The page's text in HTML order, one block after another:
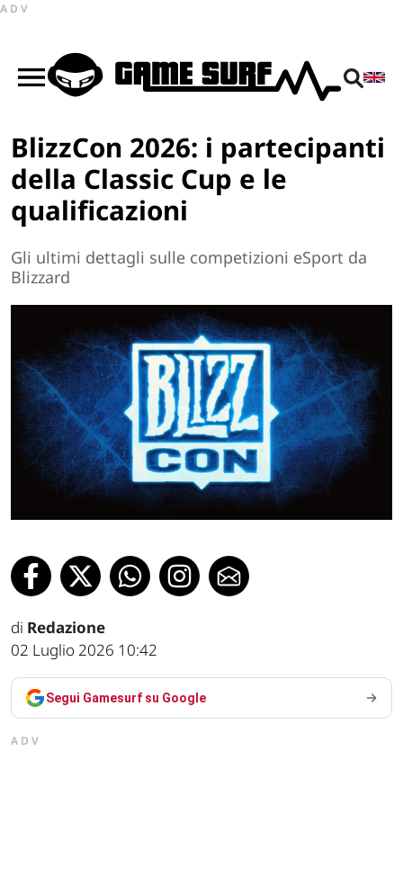
ADV
BlizzCon 2026: i partecipanti
della Classic Cup e le
qualificazioni
Gli ultimi dettagli sulle competizioni eSport da
Blizzard
di Redazione
02 Luglio 2026 10:42
Segui Gamesurf su Google
ADV